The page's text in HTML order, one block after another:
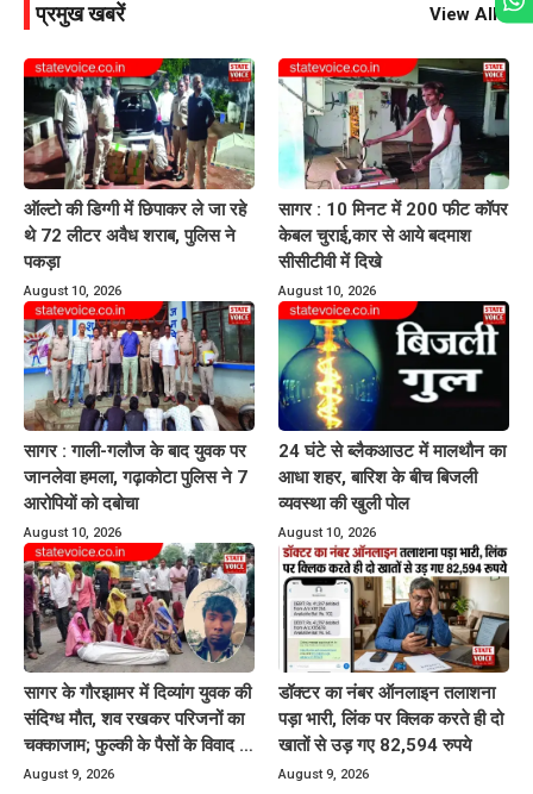
प्रमुख खबरें View All
ऑल्टो की डिग्गी में छिपाकर ले जा रहे
थे 72 लीटर अवैध शराब, पुलिस ने
पकड़ा
August 10, 2026
सागर : 10 मिनट में 200 फीट कॉपर
केबल चुराई,कार से आये बदमाश
सीसीटीवी में दिखे
August 10, 2026
सागर : गाली-गलौज के बाद युवक पर
जानलेवा हमला, गढ़ाकोटा पुलिस ने 7
आरोपियों को दबोचा
August 10, 2026
24 घंटे से ब्लैकआउट में मालथौन का
आधा शहर, बारिश के बीच बिजली
व्यवस्था की खुली पोल
August 10, 2026
सागर के गौरझामर में दिव्यांग युवक की
संदिग्ध मौत, शव रखकर परिजनों का
चक्काजाम; फुल्की के पैसों के विवाद से
जुड़ा मामला
August 9, 2026
डॉक्टर का नंबर ऑनलाइन तलाशना
पड़ा भारी, लिंक पर क्लिक करते ही दो
खातों से उड़ गए 82,594 रुपये
August 9, 2026